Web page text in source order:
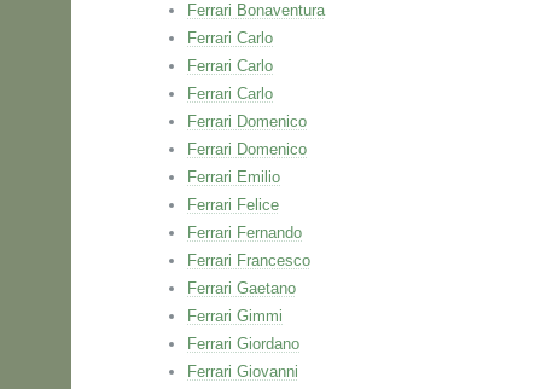
Ferrari Bonaventura
Ferrari Carlo
Ferrari Carlo
Ferrari Carlo
Ferrari Domenico
Ferrari Domenico
Ferrari Emilio
Ferrari Felice
Ferrari Fernando
Ferrari Francesco
Ferrari Gaetano
Ferrari Gimmi
Ferrari Giordano
Ferrari Giovanni